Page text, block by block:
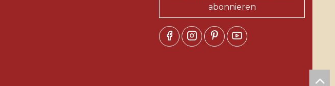
abonnieren